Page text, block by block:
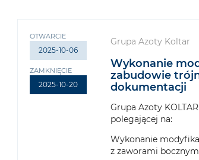
OTWARCIE
2025-10-06
ZAMKNIĘCIE
2025-10-20
Grupa Azoty Koltar
Wykonanie
zabudowie
dokumentacji
Grupa Azoty
polegającej na:
Wykonanie
z zaworami